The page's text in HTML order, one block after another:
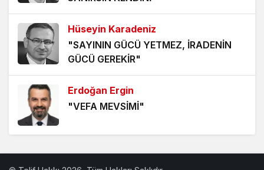
VİZYONER KASTAMONULULAR NEREDESİNİZ?
5 yıl önce
KHK MAĞDURLARI İÇİN IŞIK GÖRÜNDÜ!
5 yıl önce
Hüseyin Karadeniz
"SAYININ GÜCÜ YETMEZ, İRADENİN
GÜCÜ GEREKİR"
Erdoğan Ergin
"VEFA MEVSİMİ"
"BABA OCAĞININ TOKMAĞI"